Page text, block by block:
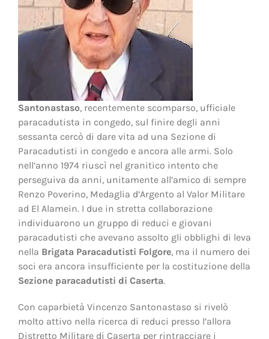
Santonastaso, recentemente scomparso, ufficiale
paracadutista in congedo, sul finire degli anni
sessanta cercò di dare vita ad una Sezione di
Paracadutisti in congedo e ancora alle armi. Solo
nell’anno 1974 riuscì nel granitico intento che
perseguiva da anni, unitamente all’amico di sempre
Renzo Poverino, Medaglia d’Argento al Valor Militare
ad El Alamein. I due in stretta collaborazione
individuarono un gruppo di reduci e giovani
paracadutisti che avevano assolto gli obblighi di leva
nella Brigata Paracadutisti Folgore, ma il numero dei
soci era ancora insufficiente per la costituzione della
Sezione paracadutisti di Caserta.
Con caparbietà Vincenzo Santonastaso si rivelò
molto attivo nella ricerca di reduci presso l’allora
Distretto Militare di Caserta per rintracciare i